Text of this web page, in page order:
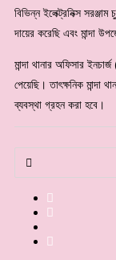
বিভিন্ন ইলেক্ট্রনিক্স
দায়ের করেছি এবং মান্দা
মান্দা থানার অফিসার
পেয়েছি। তাৎক্ষনিক মান্দা
ব্যবস্থা গ্রহন করা হবে।